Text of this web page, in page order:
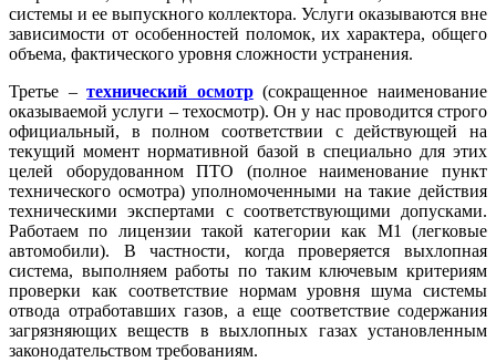
системы и ее выпускного коллектора. Услуги оказываются вне
зависимости от особенностей поломок, их характера, общего
объема, фактического уровня сложности устранения.
Третье –технический осмотр(сокращенное наименование
оказываемой услуги – техосмотр). Он у нас проводится строго
официальный, в полном соответствии с действующей на
текущий момент нормативной базой в специально для этих
целей оборудованном ПТО (полное наименование пункт
технического осмотра) уполномоченными на такие действия
техническими экспертами с соответствующими допусками.
Работаем по лицензии такой категории как М1 (легковые
автомобили). В частности, когда проверяется выхлопная
система, выполняем работы по таким ключевым критериям
проверки как соответствие нормам уровня шума системы
отвода отработавших газов, а еще соответствие содержания
загрязняющих веществ в выхлопных газах установленным
законодательством требованиям.